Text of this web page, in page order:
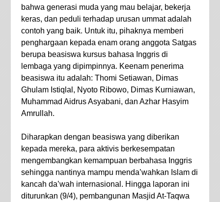
bahwa generasi muda yang mau belajar, bekerja
keras, dan peduli terhadap urusan ummat adalah
contoh yang baik. Untuk itu, pihaknya memberi
penghargaan kepada enam orang anggota Satgas
berupa beasiswa kursus bahasa Inggris di
lembaga yang dipimpinnya. Keenam penerima
beasiswa itu adalah: Thomi Setiawan, Dimas
Ghulam Istiqlal, Nyoto Ribowo, Dimas Kurniawan,
Muhammad Aidrus Asyabani, dan Azhar Hasyim
Amrullah.
Diharapkan dengan beasiswa yang diberikan
kepada mereka, para aktivis berkesempatan
mengembangkan kemampuan berbahasa Inggris
sehingga nantinya mampu menda’wahkan Islam di
kancah da’wah internasional. Hingga laporan ini
diturunkan (9/4), pembangunan Masjid At-Taqwa